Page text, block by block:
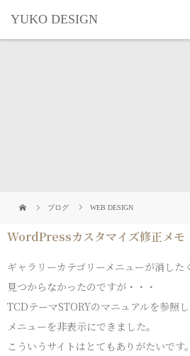
YUKO DESIGN
ブログ WEB DESIGN
WordPressカスタマイズ修正メモ
ギャラリーカテゴリーメニューが消した
見つからなかったのですが・・・
TCDテーマSTORYのマニュアルを参照
メニューを非表示にできました。
こういうサイトはとてもありがたいです